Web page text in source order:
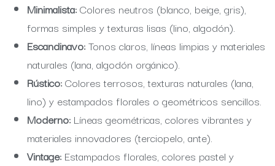
Minimalista:Colores neutros (blanco, beige, gris),
formas simples y texturas lisas (lino, algodón).
Escandinavo:Tonos claros, líneas limpias y materiales
naturales (lana, algodón orgánico).
Rústico:Colores terrosos, texturas naturales (lana,
lino) y estampados florales o geométricos sencillos.
Moderno: Líneas geométricas, colores vibrantes y
materiales innovadores (terciopelo, ante).
Vintage: Estampados florales, colores pastel y